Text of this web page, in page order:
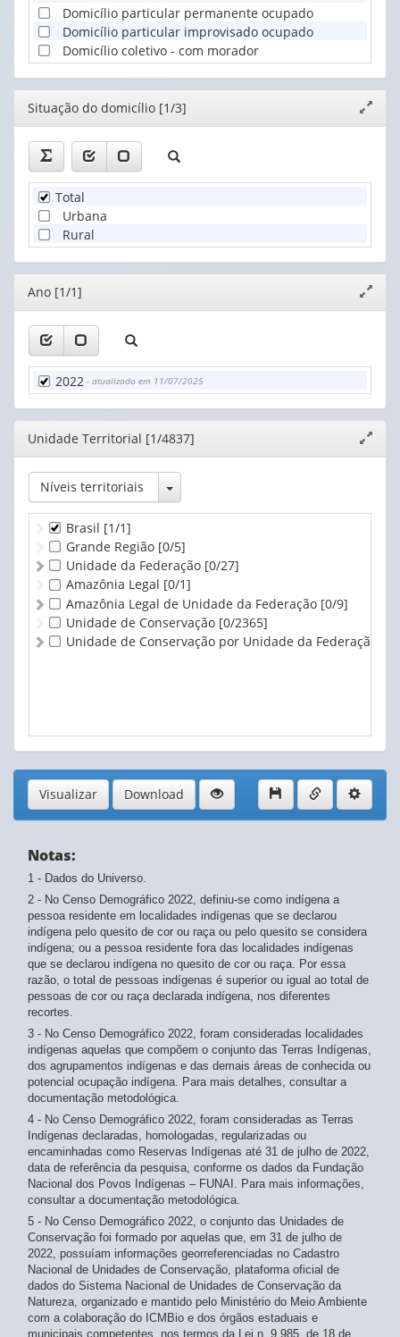
Domicílio particular permanente ocupado
Domicílio particular improvisado ocupado
Domicílio coletivo - com morador
Editor
janela
Situação do domicílio [1/3]
Total
Urbana
Rural
Editor
janela
Ano [1/1]
2022 - atualizado em 11/07/2025
Editor
janela
Unidade Territorial [1/4837]
Níveis territoriais Toggle Dropdown
Brasil [1/1]
Grande Região [0/5]
Unidade da Federação [0/27]
Amazônia Legal [0/1]
Amazônia Legal de Unidade da Federação [0/9]
Unidade de Conservação [0/2365]
Unidade de Conservação por Unidade da Federação
Visualizar Download
Notas:
1 - Dados do Universo.
2 - No Censo Demográfico 2022, definiu-se como indígena a
pessoa residente em localidades indígenas que se declarou
indígena pelo quesito de cor ou raça ou pelo quesito se considera
indígena; ou a pessoa residente fora das localidades indígenas
que se declarou indígena no quesito de cor ou raça. Por essa
razão, o total de pessoas indígenas é superior ou igual ao total de
pessoas de cor ou raça declarada indígena, nos diferentes
recortes.
3 - No Censo Demográfico 2022, foram consideradas localidades
indígenas aquelas que compõem o conjunto das Terras Indígenas,
dos agrupamentos indígenas e das demais áreas de conhecida ou
potencial ocupação indígena. Para mais detalhes, consultar a
documentação metodológica.
4 - No Censo Demográfico 2022, foram consideradas as Terras
Indígenas declaradas, homologadas, regularizadas ou
encaminhadas como Reservas Indígenas até 31 de julho de 2022,
data de referência da pesquisa, conforme os dados da Fundação
Nacional dos Povos Indígenas – FUNAI. Para mais informações,
consultar a documentação metodológica.
5 - No Censo Demográfico 2022, o conjunto das Unidades de
Conservação foi formado por aquelas que, em 31 de julho de
2022, possuíam informações georreferenciadas no Cadastro
Nacional de Unidades de Conservação, plataforma oficial de
dados do Sistema Nacional de Unidades de Conservação da
Natureza, organizado e mantido pelo Ministério do Meio Ambiente
com a colaboração do ICMBio e dos órgãos estaduais e
municipais competentes, nos termos da Lei n. 9.985, de 18 de